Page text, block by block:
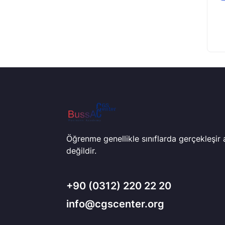
Öğrenme genellikle sınıflarda
değildir.
+90 (0312) 220 22 20
info@cgscenter.org